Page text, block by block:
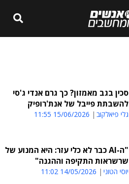
סכין בגב מאמזון? כך גרם אנדי ג'סי
להשבתת פייבל של אנת'רופיק
גלי פיאלקוב 15/06/2026 11:55
"ה-AI כבר לא כלי עזר: היא המנוע של
שרשראות התקיפה וההגנה"
יוסי הטוני 14/05/2026 11:02